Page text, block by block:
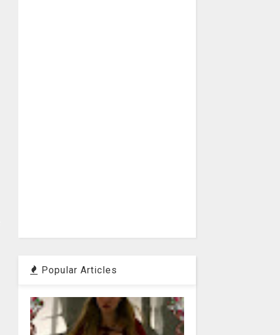
Popular Articles